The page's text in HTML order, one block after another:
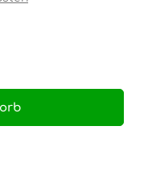
0 von 5 Sternen